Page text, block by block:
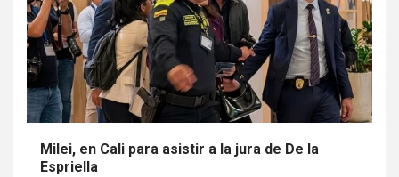
Milei, en Cali para asistir a la jura de De la
Espriella